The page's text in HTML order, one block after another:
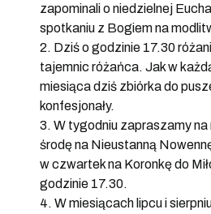
zapominali o niedzielnej
spotkaniu z Bogiem na
2. Dziś o godzinie 17.30
tajemnic różańca. Jak w
miesiąca dziś zbiórka do
konfesjonały.
3. W tygodniu zapraszamy
środę na Nieustanną
w czwartek na Koronkę do
godzinie 17.30.
4. W miesiącach lipcu i